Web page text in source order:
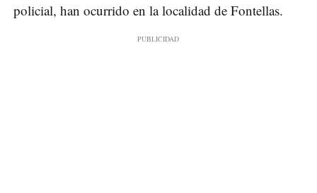
policial, han ocurrido en la localidad de Fontellas.